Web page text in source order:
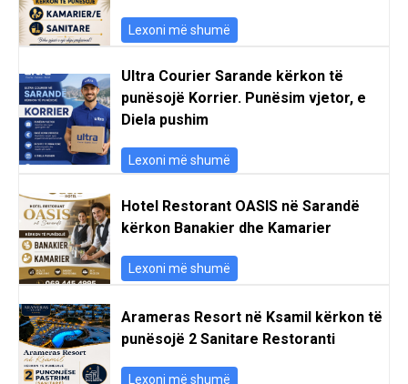
Lexoni më shumë
Ultra Courier Sarande kërkon të
punësojë Korrier. Punësim vjetor, e
Diela pushim
Lexoni më shumë
Hotel Restorant OASIS në Sarandë
kërkon Banakier dhe Kamarier
Lexoni më shumë
Arameras Resort në Ksamil kërkon të
punësojë 2 Sanitare Restoranti
Lexoni më shumë